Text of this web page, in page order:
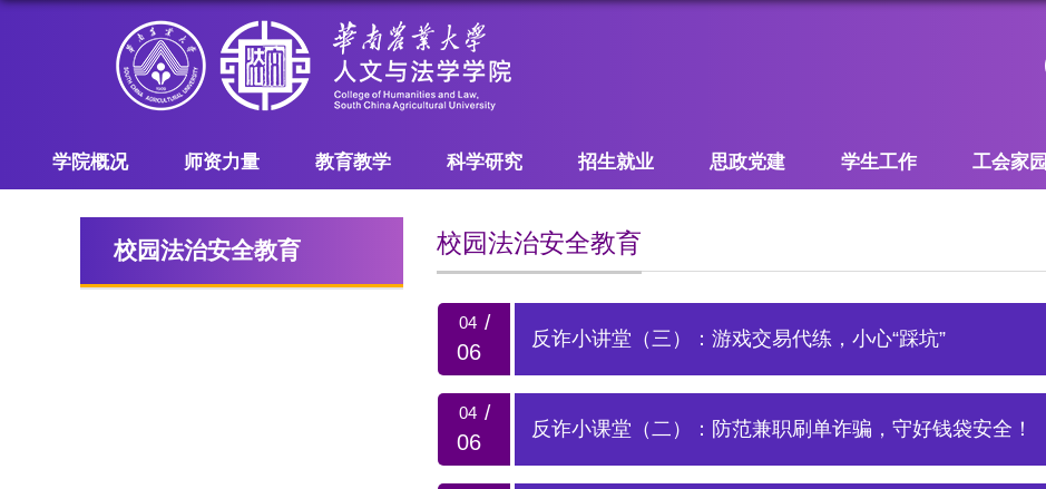
学院概况 师资力量 教育教学 科学研究 招生就业 思政党建 学生工作 工会家园
校园法治安全教育 校园法治安全教育
04 /
06
反诈小讲堂（三）：游戏交易代练，小心“踩坑”
04 /
06
反诈小课堂（二）：防范兼职刷单诈骗，守好钱袋安全！